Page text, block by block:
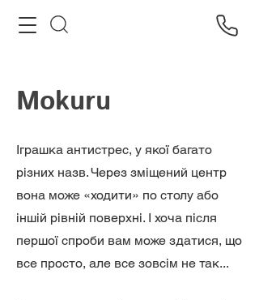
Mokuru
Іграшка антистрес, у якої багато
різних назв. Через зміщений центр
вона може «ходити» по столу або
іншій рівній поверхні. І хоча після
першої спроби вам може здатися, що
все просто, але все зовсім не так...